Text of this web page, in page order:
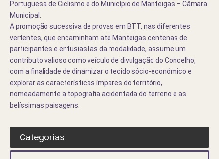
Portuguesa de Ciclismo e do Município de Manteigas – Câmara
Municipal.
A promoção sucessiva de provas em BTT, nas diferentes
vertentes, que encaminham até Manteigas centenas de
participantes e entusiastas da modalidade, assume um
contributo valioso como veículo de divulgação do Concelho,
com a finalidade de dinamizar o tecido sócio-económico e
explorar as características ímpares do território,
nomeadamente a topografia acidentada do terreno e as
belíssimas paisagens.
Categorias